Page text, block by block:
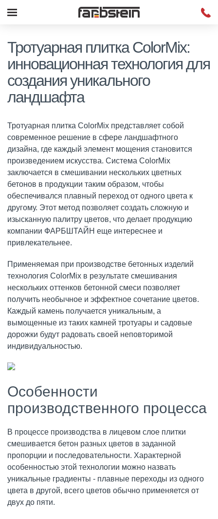
Тротуарная плитка ColorMix:
инновационная технология для
создания уникального
ландшафта
Тротуарная плитка ColorMix представляет собой
современное решение в сфере ландшафтного
дизайна, где каждый элемент мощения становится
произведением искусства. Система ColorMix
заключается в смешивании нескольких цветных
бетонов в продукции таким образом, чтобы
обеспечивался плавный переход от одного цвета к
другому. Этот метод позволяет создать сложную и
изысканную палитру цветов, что делает продукцию
компании ФАРБШТАЙН еще интереснее и
привлекательнее.
Применяемая при производстве бетонных изделий
технология ColorMix в результате смешивания
нескольких оттенков бетонной смеси позволяет
получить необычное и эффектное сочетание цветов.
Каждый камень получается уникальным, а
вымощенные из таких камней тротуары и садовые
дорожки будут радовать своей неповторимой
индивидуальностью.
Особенности
производственного процесса
В процессе производства в лицевом слое плитки
смешивается бетон разных цветов в заданной
пропорции и последовательности. Характерной
особенностью этой технологии можно назвать
уникальные градиенты - плавные переходы из одного
цвета в другой, всего цветов обычно применяется от
двух до пяти.